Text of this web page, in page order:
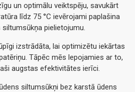
un optimālu veiktspēju, savukārt
līdz 75 °C ievērojami paplašina
pielietojumu.
izstrādāta, lai optimizētu iekārtas
Tāpēc mēs lepojamies ar to,
augstas efektivitātes ierīci.
siltumsūkņi bez karstā ūdens